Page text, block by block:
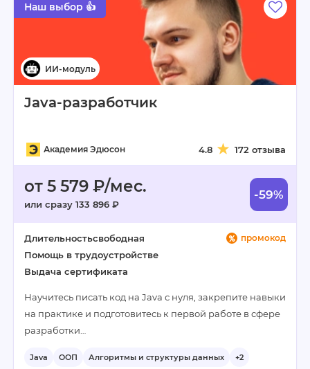
Java-разработчик
Академия Эдюсон 4.8 172 отзыва
от 5 579 ₽/мес.
или сразу 133 896 ₽
-59%
промокод
Длительностьсвободная
Помощь в трудоустройстве
Выдача сертификата
Научитесь писать код на Java с нуля, закрепите навыки
на практике и подготовитесь к первой работе в сфере
разработки…
Java ООП Алгоритмы и структуры данных +2
Наш выбор 👍